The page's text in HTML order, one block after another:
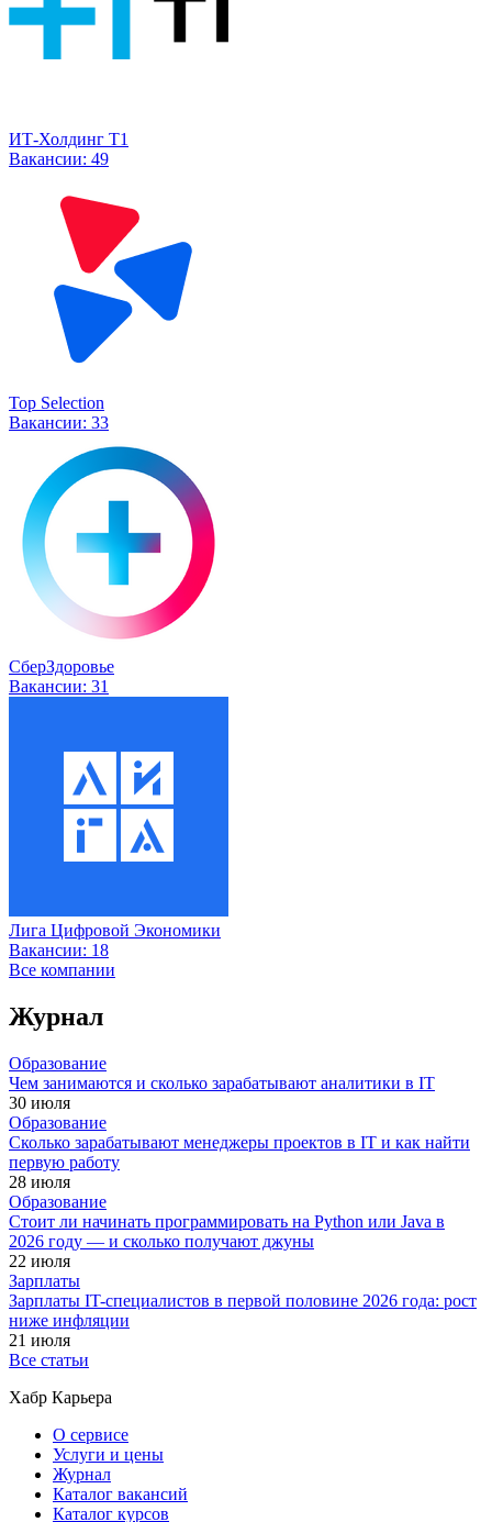
ИТ-Холдинг Т1
Вакансии: 49
Top Selection
Вакансии: 33
СберЗдоровье
Вакансии: 31
Лига Цифровой Экономики
Вакансии: 18
Все компании
Журнал
Образование
Чем занимаются и сколько зарабатывают аналитики в IT
30 июля
Образование
Сколько зарабатывают менеджеры проектов в IT и как найти
первую работу
28 июля
Образование
Стоит ли начинать программировать на Python или Java в
2026 году — и сколько получают джуны
22 июля
Зарплаты
Зарплаты IT-специалистов в первой половине 2026 года: рост
ниже инфляции
21 июля
Все статьи
Хабр Карьера
О сервисе
Услуги и цены
Журнал
Каталог вакансий
Каталог курсов